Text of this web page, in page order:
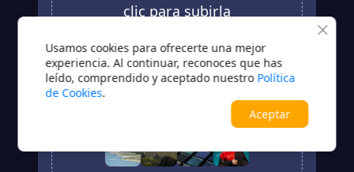
clic para subirla
Subir
¿Sin imagen?Prueba una de estas opciones
Usamos cookies para ofrecerte una mejor
experiencia. Al continuar, reconoces que has
leído, comprendido y aceptado nuestro Política
de Cookies.
Aceptar